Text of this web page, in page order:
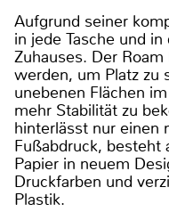
Aufgrund seiner
in jede Tasche und
Zuhauses. Der
werden, um Platz zu
unebenen Flächen
mehr Stabilität zu
hinterlässt nur einen
Fußabdruck, besteht
Papier in neuem
Druckfarben und
Plastik.